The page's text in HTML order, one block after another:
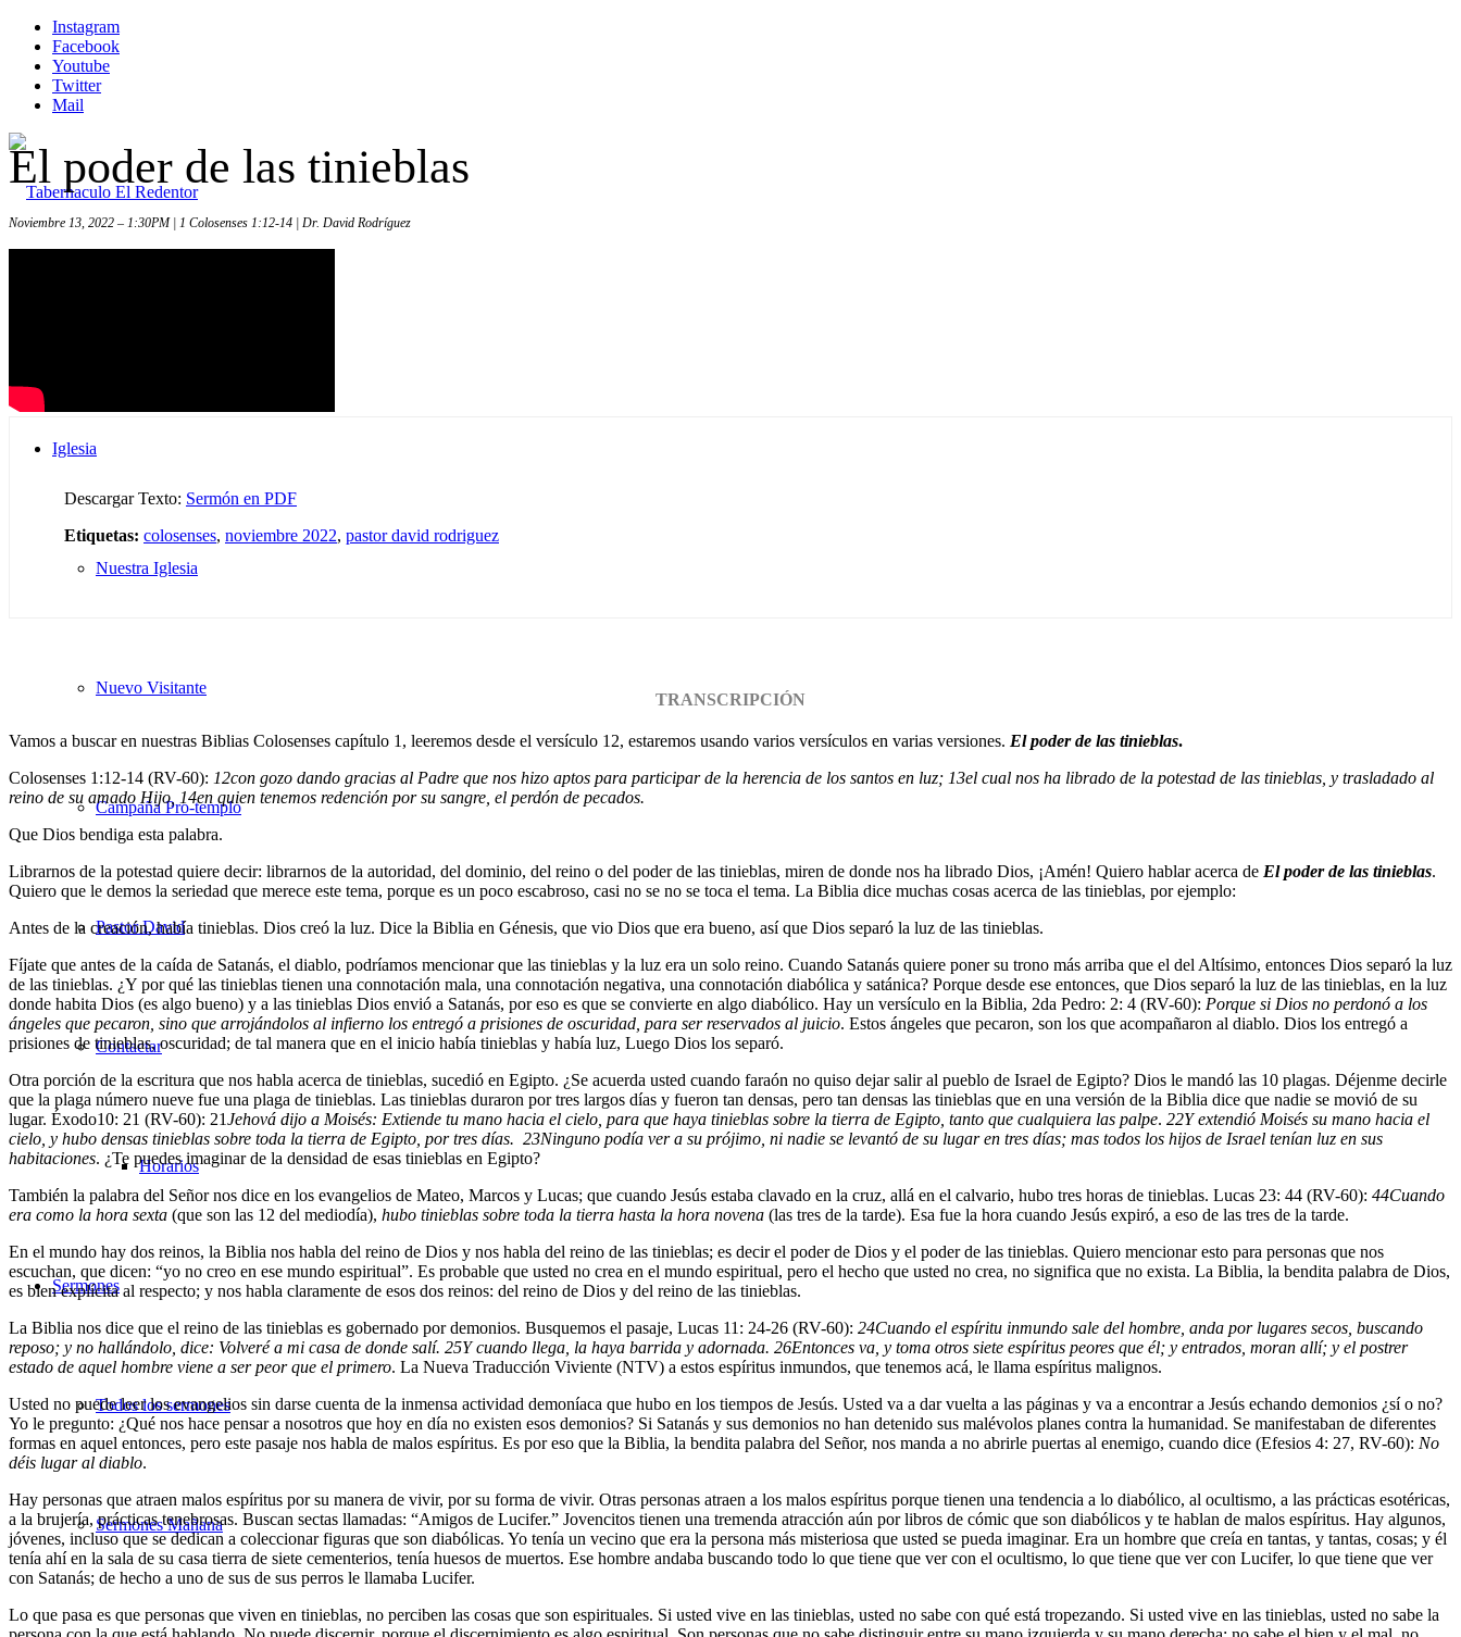
Instagram
Facebook
Youtube
Twitter
Mail
Iglesia
Nuestra Iglesia
Nuevo Visitante
Campaña Pro-templo
Pastor David
Contactar
Horarios
Sermones
Todos los sermones
Sermones Mañana
El poder de las tinieblas
Noviembre 13, 2022 – 1:30PM | 1 Colosenses 1:12-14 | Dr. David Rodríguez
Descargar Texto: Sermón en PDF
Etiquetas: colosenses, noviembre 2022, pastor david rodriguez
TRANSCRIPCIÓN
Vamos a buscar en nuestras Biblias Colosenses capítulo 1, leeremos desde el versículo 12, estaremos usando varios versículos en varias versiones. El poder de las tinieblas.
Colosenses 1:12-14 (RV-60): 12con gozo dando gracias al Padre que nos hizo aptos para participar de la herencia de los santos en luz; 13el cual nos ha librado de la potestad de las tinieblas, y trasladado al
reino de su amado Hijo, 14en quien tenemos redención por su sangre, el perdón de pecados.
Que Dios bendiga esta palabra.
Librarnos de la potestad quiere decir: librarnos de la autoridad, del dominio, del reino o del poder de las tinieblas, miren de donde nos ha librado Dios, ¡Amén! Quiero hablar acerca de El poder de las tinieblas.
Quiero que le demos la seriedad que merece este tema, porque es un poco escabroso, casi no se no se toca el tema. La Biblia dice muchas cosas acerca de las tinieblas, por ejemplo:
Antes de la creación, había tinieblas. Dios creó la luz. Dice la Biblia en Génesis, que vio Dios que era bueno, así que Dios separó la luz de las tinieblas.
Fíjate que antes de la caída de Satanás, el diablo, podríamos mencionar que las tinieblas y la luz era un solo reino. Cuando Satanás quiere poner su trono más arriba que el del Altísimo, entonces Dios separó la luz
de las tinieblas. ¿Y por qué las tinieblas tienen una connotación mala, una connotación negativa, una connotación diabólica y satánica? Porque desde ese entonces, que Dios separó la luz de las tinieblas, en la luz
donde habita Dios (es algo bueno) y a las tinieblas Dios envió a Satanás, por eso es que se convierte en algo diabólico. Hay un versículo en la Biblia, 2da Pedro: 2: 4 (RV-60): Porque si Dios no perdonó a los
ángeles que pecaron, sino que arrojándolos al infierno los entregó a prisiones de oscuridad, para ser reservados al juicio. Estos ángeles que pecaron, son los que acompañaron al diablo. Dios los entregó a
prisiones de tinieblas, oscuridad; de tal manera que en el inicio había tinieblas y había luz, Luego Dios los separó.
Otra porción de la escritura que nos habla acerca de tinieblas, sucedió en Egipto. ¿Se acuerda usted cuando faraón no quiso dejar salir al pueblo de Israel de Egipto? Dios le mandó las 10 plagas. Déjenme decirle
que la plaga número nueve fue una plaga de tinieblas. Las tinieblas duraron por tres largos días y fueron tan densas, pero tan densas las tinieblas que en una versión de la Biblia dice que nadie se movió de su
lugar. Éxodo10: 21 (RV-60): 21Jehová dijo a Moisés: Extiende tu mano hacia el cielo, para que haya tinieblas sobre la tierra de Egipto, tanto que cualquiera las palpe. 22Y extendió Moisés su mano hacia el
cielo, y hubo densas tinieblas sobre toda la tierra de Egipto, por tres días. 23Ninguno podía ver a su prójimo, ni nadie se levantó de su lugar en tres días; mas todos los hijos de Israel tenían luz en sus
habitaciones. ¿Te puedes imaginar de la densidad de esas tinieblas en Egipto?
También la palabra del Señor nos dice en los evangelios de Mateo, Marcos y Lucas; que cuando Jesús estaba clavado en la cruz, allá en el calvario, hubo tres horas de tinieblas. Lucas 23: 44 (RV-60): 44Cuando
era como la hora sexta (que son las 12 del mediodía), hubo tinieblas sobre toda la tierra hasta la hora novena (las tres de la tarde). Esa fue la hora cuando Jesús expiró, a eso de las tres de la tarde.
En el mundo hay dos reinos, la Biblia nos habla del reino de Dios y nos habla del reino de las tinieblas; es decir el poder de Dios y el poder de las tinieblas. Quiero mencionar esto para personas que nos
escuchan, que dicen: “yo no creo en ese mundo espiritual”. Es probable que usted no crea en el mundo espiritual, pero el hecho que usted no crea, no significa que no exista. La Biblia, la bendita palabra de Dios,
es bien explícita al respecto; y nos habla claramente de esos dos reinos: del reino de Dios y del reino de las tinieblas.
La Biblia nos dice que el reino de las tinieblas es gobernado por demonios. Busquemos el pasaje, Lucas 11: 24-26 (RV-60): 24Cuando el espíritu inmundo sale del hombre, anda por lugares secos, buscando
reposo; y no hallándolo, dice: Volveré a mi casa de donde salí. 25Y cuando llega, la haya barrida y adornada. 26Entonces va, y toma otros siete espíritus peores que él; y entrados, moran allí; y el postrer
estado de aquel hombre viene a ser peor que el primero. La Nueva Traducción Viviente (NTV) a estos espíritus inmundos, que tenemos acá, le llama espíritus malignos.
Usted no puede leer los evangelios sin darse cuenta de la inmensa actividad demoníaca que hubo en los tiempos de Jesús. Usted va a dar vuelta a las páginas y va a encontrar a Jesús echando demonios ¿sí o no?
Yo le pregunto: ¿Qué nos hace pensar a nosotros que hoy en día no existen esos demonios? Si Satanás y sus demonios no han detenido sus malévolos planes contra la humanidad. Se manifestaban de diferentes
formas en aquel entonces, pero este pasaje nos habla de malos espíritus. Es por eso que la Biblia, la bendita palabra del Señor, nos manda a no abrirle puertas al enemigo, cuando dice (Efesios 4: 27, RV-60): No
déis lugar al diablo.
Hay personas que atraen malos espíritus por su manera de vivir, por su forma de vivir. Otras personas atraen a los malos espíritus porque tienen una tendencia a lo diabólico, al ocultismo, a las prácticas esotéricas,
a la brujería, prácticas tenebrosas. Buscan sectas llamadas: “Amigos de Lucifer.” Jovencitos tienen una tremenda atracción aún por libros de cómic que son diabólicos y te hablan de malos espíritus. Hay algunos,
jóvenes, incluso que se dedican a coleccionar figuras que son diabólicas. Yo tenía un vecino que era la persona más misteriosa que usted se pueda imaginar. Era un hombre que creía en tantas, y tantas, cosas; y él
tenía ahí en la sala de su casa tierra de siete cementerios, tenía huesos de muertos. Ese hombre andaba buscando todo lo que tiene que ver con el ocultismo, lo que tiene que ver con Lucifer, lo que tiene que ver
con Satanás; de hecho a uno de sus de sus perros le llamaba Lucifer.
Lo que pasa es que personas que viven en tinieblas, no perciben las cosas que son espirituales. Si usted vive en las tinieblas, usted no sabe con qué está tropezando. Si usted vive en las tinieblas, usted no sabe la